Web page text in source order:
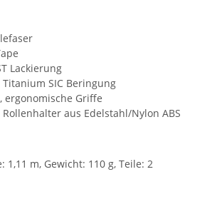
Lackierung
Titanium SIC Beringung
ergonomische Griffe
Rollenhalter aus Edelstahl/Nylon ABS
1,11 m, Gewicht: 110 g, Teile: 2